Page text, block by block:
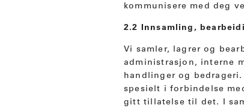
kommunisere med deg
2.2 Innsamling,
Vi samler, lagrer og
administrasjon, interne
handlinger og
spesielt i forbindelse
gitt tillatelse til det. I